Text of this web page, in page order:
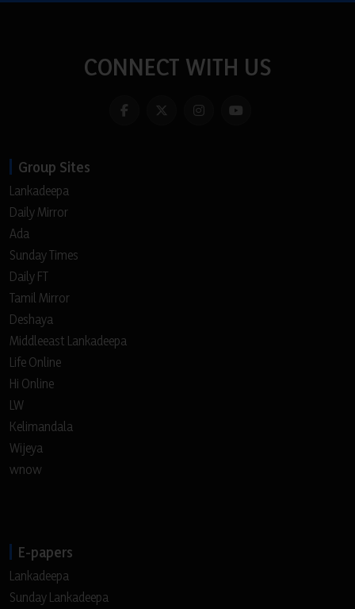
CONNECT WITH US
Group Sites
Lankadeepa
Daily Mirror
Ada
Sunday Times
Daily FT
Tamil Mirror
Deshaya
Middleeast Lankadeepa
Life Online
Hi Online
LW
Kelimandala
Wijeya
wnow
E-papers
Lankadeepa
Sunday Lankadeepa